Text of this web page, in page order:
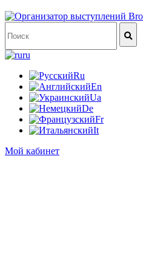
ru
Ru
En
Ua
De
Fr
It
Мой кабинет